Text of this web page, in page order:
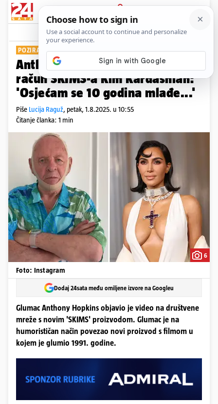
PRIJAVA
Show Komentari
POZIRAO S MASKOM
Anthony Hopkins sprdao se na
račun SKIMS-a Kim Kardashian:
'Osjećam se 10 godina mlađe...'
Piše Lucija Raguž, petak, 1.8.2025. u 10:55
Čitanje članka: 1 min
6
Foto: Instagram
Dodaj 24sata među omiljene izvore na Googleu
Glumac Anthony Hopkins objavio je video na društvene
mreže s novim 'SKIMS' proizvodom. Glumac je na
humorističan način povezao novi proizvod s filmom u
kojem je glumio 1991. godine.